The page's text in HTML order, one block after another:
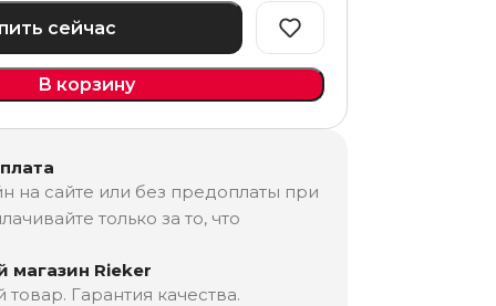
В корзину
сейчас
на сайте или без предоплаты при
только за то, что
Rieker
Гарантия качества.